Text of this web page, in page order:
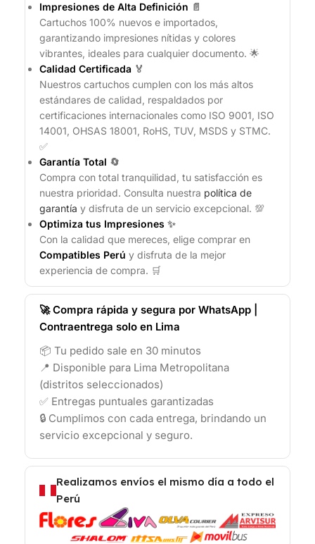
Impresiones de Alta Definición 📄
Cartuchos 100% nuevos e importados,
garantizando impresiones nítidas y colores
vibrantes, ideales para cualquier documento. 🌟
Calidad Certificada 🏅
Nuestros cartuchos cumplen con los más altos
estándares de calidad, respaldados por
certificaciones internacionales como ISO 9001, ISO
14001, OHSAS 18001, RoHS, TUV, MSDS y STMC.
✅
Garantía Total 🔄
Compra con total tranquilidad, tu satisfacción es
nuestra prioridad. Consulta nuestra política de
garantía y disfruta de un servicio excepcional. 💯
Optimiza tus Impresiones ✨
Con la calidad que mereces, elige comprar en
Compatibles Perú y disfruta de la mejor
experiencia de compra. 🛒
🚀 Compra rápida y segura por WhatsApp |
Contraentrega solo en Lima
📦 Tu pedido sale en 30 minutos
📍 Disponible para Lima Metropolitana
(distritos seleccionados)
✅ Entregas puntuales garantizadas
🔒 Cumplimos con cada entrega, brindando un
servicio excepcional y seguro.
Realizamos envíos el mismo día a todo el
Perú